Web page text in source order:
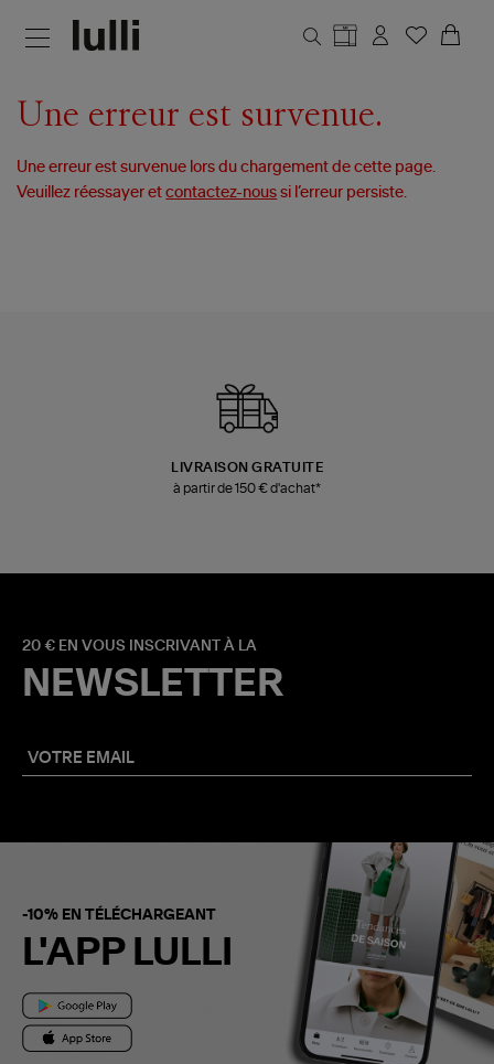
Une erreur est survenue.
Une erreur est survenue lors du chargement de cette page.
Veuillez réessayer etcontactez-nous si l’erreur persiste.
LIVRAISON GRATUITE
à partir de 150 € d'achat*
20 € EN VOUS INSCRIVANT À LA
NEWSLETTER
-10% EN TÉLÉCHARGEANT
L'APP LULLI